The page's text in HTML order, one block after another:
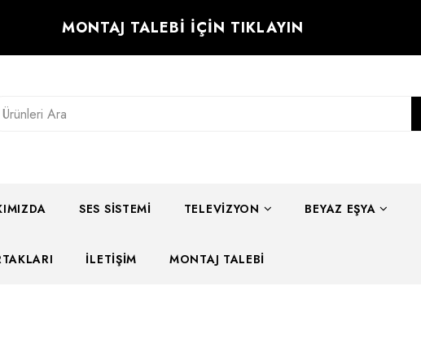
MONTAJ TALEBİ İÇİN TIKLAYIN
SES SISTEMI TELEVIZYON BEYAZ EŞYA
İLETIŞIM MONTAJ TALEBI